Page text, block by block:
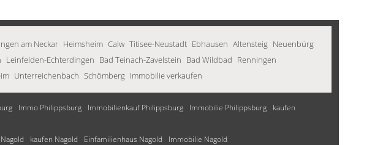
am Neckar Heimsheim Calw Titisee-Neustadt Ebhausen Altensteig Neuenbürg
Leinfelden-Echterdingen Bad Teinach-Zavelstein Bad Wildbad Renningen
Unterreichenbach Schömberg Immobilie verkaufen
Immo Philippsburg Immobilienkauf Philippsburg Immobilie Philippsburg
kaufen
kaufen Nagold Einfamilienhaus Nagold
Immobilie Nagold